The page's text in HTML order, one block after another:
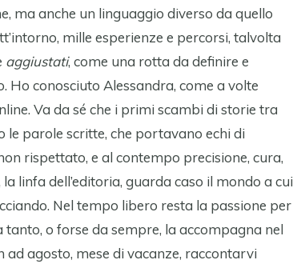
ma anche un linguaggio diverso da quello
mille esperienze e percorsi, talvolta
aggiustati, come una rotta da definire e
Ho conosciuto Alessandra, come a volte
Va da sé che i primi scambi di storie tra
le parole scritte, che portavano echi di
rispettato, e al contempo precisione, cura,
linfa dell’editoria, guarda caso il mondo a cui
Nel tempo libero resta la passione per
tanto, o forse da sempre, la accompagna nel
ad agosto, mese di vacanze, raccontarvi